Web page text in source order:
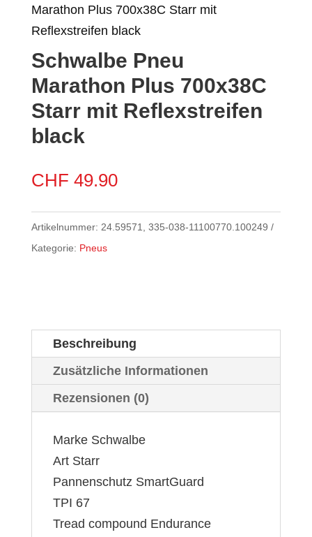
Marathon Plus 700x38C Starr mit
Reflexstreifen black
Schwalbe Pneu
Marathon Plus 700x38C
Starr mit Reflexstreifen
black
CHF 49.90
Artikelnummer: 24.59571, 335-038-11100770.100249
Kategorie: Pneus
Beschreibung
Zusätzliche Informationen
Rezensionen (0)
Marke Schwalbe
Art Starr
Pannenschutz SmartGuard
TPI 67
Tread compound Endurance